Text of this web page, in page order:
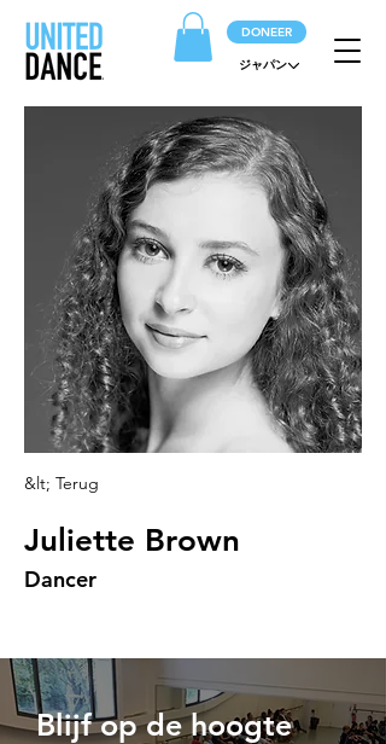
DONEER
ジャパン
&lt; Terug
Juliette Brown
Dancer
Blijf op de hoogte